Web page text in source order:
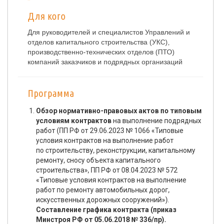
Для кого
Для руководителей и специалистов Управлений и
отделов капитального строительства (УКС),
производственно-технических отделов (ПТО)
компаний заказчиков и подрядных организаций
Программа
Обзор нормативно-правовых актов по типовым
условиям контрактовна выполнение подрядных
работ (ПП РФ от 29.06.2023 № 1066 «Типовые
условия контрактов на выполнение работ
по строительству, реконструкции, капитальному
ремонту, сносу объекта капитального
строительства», ПП РФ от 08.04.2023 № 572
«Типовые условия контрактов на выполнение
работ по ремонту автомобильных дорог,
искусственных дорожных сооружений»).
Составление графика контракта (приказ
Минстроя РФ от 05.06.2018 № 336/пр).